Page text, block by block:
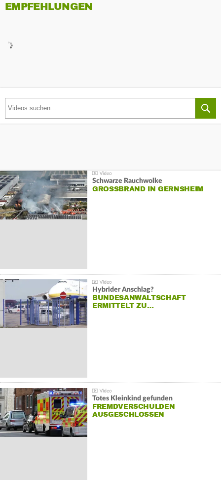
EMPFEHLUNGEN
Schwarze Rauchwolke
GROSSBRAND IN GERNSHEIM
Hybrider Anschlag?
BUNDESANWALTSCHAFT
ERMITTELT ZU…
Totes Kleinkind gefunden
FREMDVERSCHULDEN
AUSGESCHLOSSEN